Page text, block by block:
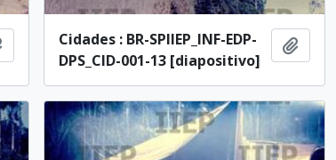
Añadir al portapapeles
Cidades : BR-SPIIEP_INF-EDP-
DPS_CID-001-13 [diapositivo]